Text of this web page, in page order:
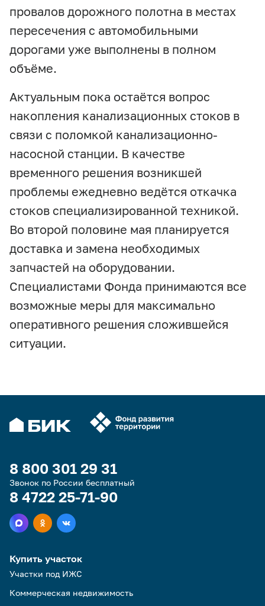
провалов дорожного полотна в местах
пересечения с автомобильными
дорогами уже выполнены в полном
объёме.
Актуальным пока остаётся вопрос
накопления канализационных стоков в
связи с поломкой канализационно-
насосной станции. В качестве
временного решения возникшей
проблемы ежедневно ведётся откачка
стоков специализированной техникой.
Во второй половине мая планируется
доставка и замена необходимых
запчастей на оборудовании.
Специалистами Фонда принимаются все
возможные меры для максимально
оперативного решения сложившейся
ситуации.
8 800 301 29 31
Звонок по России бесплатный
8 4722 25-71-90
Купить участок
Участки под ИЖС
Коммерческая недвижимость